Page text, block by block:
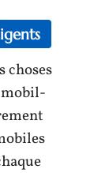
choses
mobil-